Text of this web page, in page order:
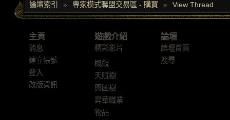
論壇索引 » 專家模式聯盟交易區 - 購買 » View Thread
主頁
消息
建立帳號
登入
改版資訊
遊戲介紹
精彩影片
概觀
天賦樹
輿圖樹
昇華職業
物品
論壇
論壇首頁
搜尋